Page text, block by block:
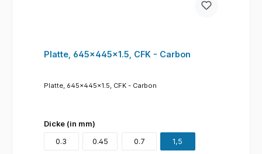
Platte, 645x445x1.5, CFK - Carbon
Platte, 645x445x1.5, CFK - Carbon
Dicke (in mm)
0.3
0.45 0.7 1,5